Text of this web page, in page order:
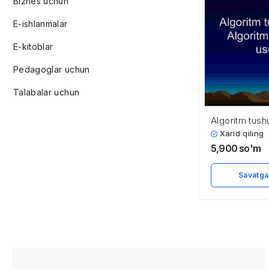
E-ishlanmalar
E-kitoblar
Pedagoglar uchun
Talabalar uchun
Algoritm
Algoritm
Xarid qiling
5,900 so'm